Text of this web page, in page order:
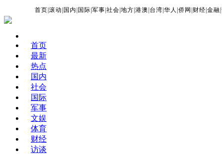
首页 |滚动 国内 国际 |军事 |社会 |地方 |港澳 台湾 |华人 |侨网 财经 |金融 |
首页
最新
热点
国内
社会
国际
军事
文娱
体育
财经
访谈